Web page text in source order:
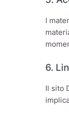
I
6.
Il sito